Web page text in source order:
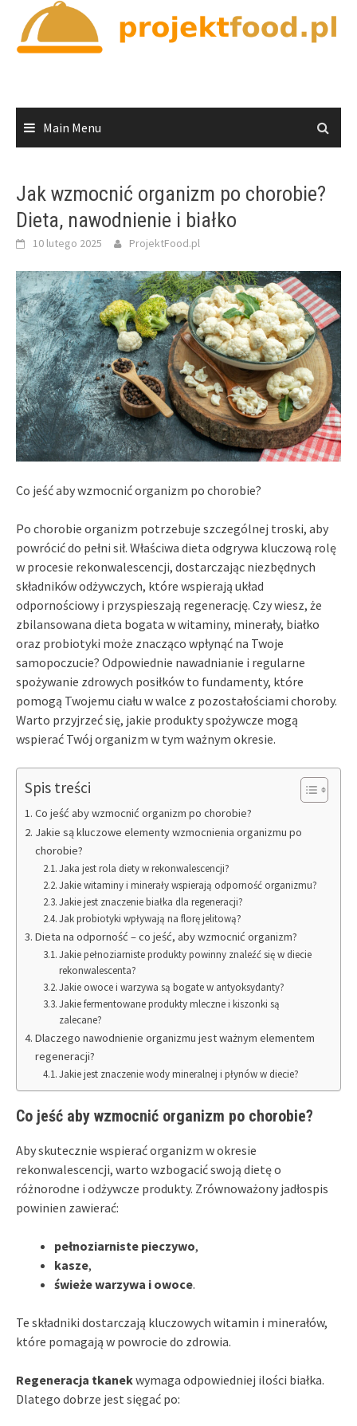
content
Main Menu
Jak wzmocnić organizm po chorobie?
Dieta, nawodnienie i białko
10 lutego 2025 ProjektFood.pl
Co jeść aby wzmocnić organizm po chorobie?
Po chorobie organizm potrzebuje szczególnej troski, aby
powrócić do pełni sił. Właściwa dieta odgrywa kluczową rolę
w procesie rekonwalescencji, dostarczając niezbędnych
składników odżywczych, które wspierają układ
odpornościowy i przyspieszają regenerację. Czy wiesz, że
zbilansowana dieta bogata w witaminy, minerały, białko
oraz probiotyki może znacząco wpłynąć na Twoje
samopoczucie? Odpowiednie nawadnianie i regularne
spożywanie zdrowych posiłków to fundamenty, które
pomogą Twojemu ciału w walce z pozostałościami choroby.
Warto przyjrzeć się, jakie produkty spożywcze mogą
wspierać Twój organizm w tym ważnym okresie.
Spis treści
Co jeść aby wzmocnić organizm po chorobie?
Jakie są kluczowe elementy wzmocnienia organizmu po
chorobie?
Jaka jest rola diety w rekonwalescencji?
Jakie witaminy i minerały wspierają odporność organizmu?
Jakie jest znaczenie białka dla regeneracji?
Jak probiotyki wpływają na florę jelitową?
Dieta na odporność – co jeść, aby wzmocnić organizm?
Jakie pełnoziarniste produkty powinny znaleźć się w diecie
rekonwalescenta?
Jakie owoce i warzywa są bogate w antyoksydanty?
Jakie fermentowane produkty mleczne i kiszonki są
zalecane?
Dlaczego nawodnienie organizmu jest ważnym elementem
regeneracji?
Jakie jest znaczenie wody mineralnej i płynów w diecie?
Co jeść aby wzmocnić organizm po chorobie?
Aby skutecznie wspierać organizm w okresie
rekonwalescencji, warto wzbogacić swoją dietę o
różnorodne i odżywcze produkty. Zrównoważony jadłospis
powinien zawierać:
pełnoziarniste pieczywo,
kasze,
świeże warzywa i owoce.
Te składniki dostarczają kluczowych witamin i minerałów,
które pomagają w powrocie do zdrowia.
Regeneracja tkanekwymaga odpowiedniej ilości białka.
Dlatego dobrze jest sięgać po: